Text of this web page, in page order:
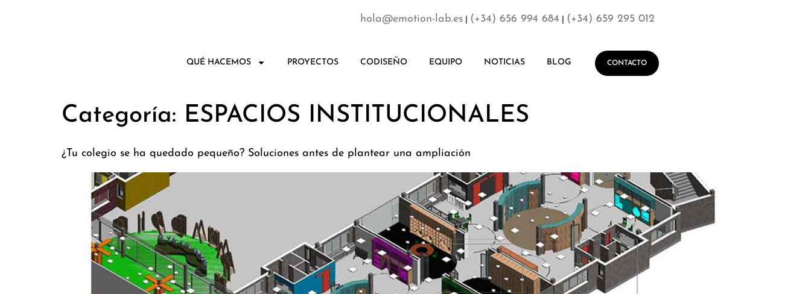
hola@emotion-lab.es (+34) 656 994 684 (+34) 659 295 012
QUÉ HACEMOS PROYECTOS CODISEÑO EQUIPO NOTICIAS BLOG CONTACTO
Categoría: ESPACIOS INSTITUCIONALES
¿Tu colegio se ha quedado pequeño? Soluciones antes de plantear una ampliación